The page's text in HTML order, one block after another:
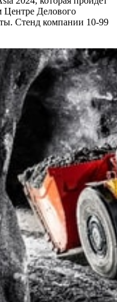
Центре Делового
Стенд компании 10-99